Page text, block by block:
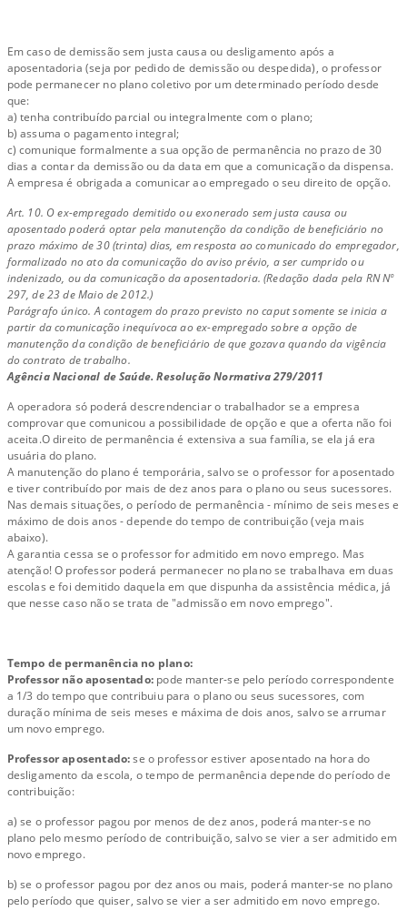
Em caso de demissão sem justa causa ou desligamento após a
aposentadoria (seja por pedido de demissão ou despedida), o professor
pode permanecer no plano coletivo por um determinado período desde
que:
a) tenha contribuído parcial ou integralmente com o plano;
b) assuma o pagamento integral;
c) comunique formalmente a sua opção de permanência no prazo de 30
dias a contar da demissão ou da data em que a comunicação da dispensa.
A empresa é obrigada a comunicar ao empregado o seu direito de opção.
Art. 10. O ex-empregado demitido ou exonerado sem justa causa ou
aposentado poderá optar pela manutenção da condição de beneficiário no
prazo máximo de 30 (trinta) dias, em resposta ao comunicado do empregador,
formalizado no ato da comunicação do aviso prévio, a ser cumprido ou
indenizado, ou da comunicação da aposentadoria. (Redação dada pela RN Nº
297, de 23 de Maio de 2012.)
Parágrafo único. A contagem do prazo previsto no caput somente se inicia a
partir da comunicação inequívoca ao ex-empregado sobre a opção de
manutenção da condição de beneficiário de que gozava quando da vigência
do contrato de trabalho.
Agência Nacional de Saúde. Resolução Normativa 279/2011
A operadora só poderá descrendenciar o trabalhador se a empresa
comprovar que comunicou a possibilidade de opção e que a oferta não foi
aceita.O direito de permanência é extensiva a sua família, se ela já era
usuária do plano.
A manutenção do plano é temporária, salvo se o professor for aposentado
e tiver contribuído por mais de dez anos para o plano ou seus sucessores.
Nas demais situações, o período de permanência - mínimo de seis meses e
máximo de dois anos - depende do tempo de contribuição (veja mais
abaixo).
A garantia cessa se o professor for admitido em novo emprego. Mas
atenção! O professor poderá permanecer no plano se trabalhava em duas
escolas e foi demitido daquela em que dispunha da assistência médica, já
que nesse caso não se trata de "admissão em novo emprego".
Tempo de permanência no plano:
Professor não aposentado: pode manter-se pelo período correspondente
a 1/3 do tempo que contribuiu para o plano ou seus sucessores, com
duração mínima de seis meses e máxima de dois anos, salvo se arrumar
um novo emprego.
Professor aposentado:se o professor estiver aposentado na hora do
desligamento da escola, o tempo de permanência depende do período de
contribuição:
a) se o professor pagou por menos de dez anos, poderá manter-se no
plano pelo mesmo período de contribuição, salvo se vier a ser admitido em
novo emprego.
b) se o professor pagou por dez anos ou mais, poderá manter-se no plano
pelo período que quiser, salvo se vier a ser admitido em novo emprego.